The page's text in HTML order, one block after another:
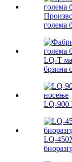
голема
LQ-T
брзина
LQ-900
LQ-